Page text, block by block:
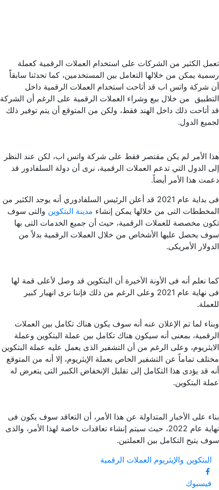
تعمل الكثير من الشركات على استخدام العملات الرقمية كعملة
رسمية يمكن من خلالها التعامل بين المستخدمين، كما تحدثنا سابقاًَ
أن شركة واتس اب قد أتاحت استخدام العملات الرقمية داخل
التطبيق من خلال بيع وشراء العملات الرقمية على الرغم أن الشركة
قد أتاحت ذلك داخل الهند فقط، ولكن من المتوقع أن يتم توفير ذلك
لجميع الدول.
هذا الأمر لم يكن مقتصر فقط على شركة واتس اب، لكن عند النظر
إلى الدول التي تدعم العملات الرقمية، نرى أن دولة السلفادور قد
دعمت هذا الأمر أيضاً.
فى بداية عام 2021 قد أعلن الرئيس السلفادوري أنه يوجد الكثير من
المخططات التى من خلالها يمكن إنشاء مدينة البتكوين والتى سوف
تكون مخصصة للعملات الرقمية، حيث أن جميع الخدمات التى بها
سوف يحصل عليها الأشخاص من خلال العملات الرقمية بدلاً من
الدولار الأمريكى.
كما نعلم أنه فى الأونة الأخيرة أن البتكوين قد وصل لأعلى قمة لها
فى نهاية عام 2021 وعلى الرغم من ذلك فإننا نرى انهيار كبير
للعملة.
وبناء لما تم الإعلان عنه أنه سوف يكون هناك تكامل بين العملات
الرقمية، بمعنى أنه سيكون هناك تكامل بين عملة البتكوين وعملة
الايثريوم، وعلى الرغم من أن التشفير الذى يعمل عليه عملة البتكوين
مختلف تماماً عن التشفير الخاص بعملة الإيثريوم، إلا أنه من المتوقع
أنه قد يؤدى هذا التكامل إلى تقليل الإنخفاض الكبير التى يتعرض له
عملة البتكوين.
بناء على الأخبار المتداولة عن هذا الأمر، أن التعاقد سوف يكون فى
نهاية عام 2022، حيث سيتم إنشاء تعاقدات خاصة لهذا الأمر، والذى
سوف يتيح التكامل بين العملتين.
البتكوين والإيثريوم العملات الرقمية
فيسبوك